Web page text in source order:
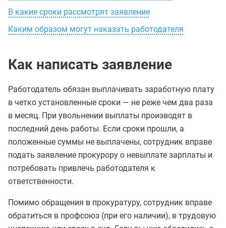
В какие сроки рассмотрят заявление
Каким образом могут наказать работодателя
Как написать заявление
Работодатель обязан выплачивать заработную плату
в четко установленные сроки — не реже чем два раза
в месяц. При увольнении выплаты производят в
последний день работы. Если сроки прошли, а
положенные суммы не выплачены, сотрудник вправе
подать заявление прокурору о невыплате зарплаты и
потребовать привлечь работодателя к
ответственности.
Помимо обращения в прокуратуру, сотрудник вправе
обратиться в профсоюз (при его наличии), в трудовую